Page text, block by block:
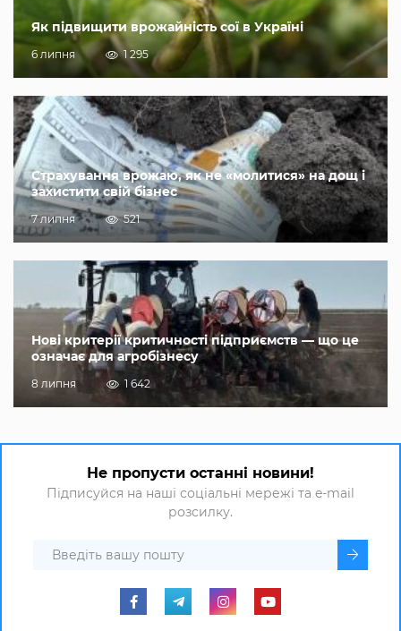
Як підвищити врожайність сої в Україні
6 липня 1 295
Страхування врожаю, як не «молитися» на дощ і
захистити свій бізнес
7 липня 521
Нові критерії критичності підприємств — що це
означає для агробізнесу
8 липня 1 642
Не пропусти останні новини!
Підписуйся на наші соціальні мережі та e-mail
розсилку.